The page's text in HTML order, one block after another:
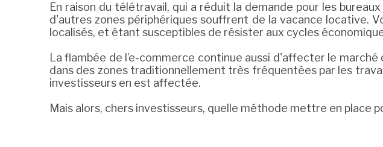
En raison du télétravail, qui a réduit la demande pour les
d'autres zones périphériques souffrent de la vacance locative.
localisés, et étant susceptibles de résister aux cycles
La flambée de l’e-commerce continue aussi d'affecter le
dans des zones traditionnellement très fréquentées par les
investisseurs en est affectée.
Mais alors, chers investisseurs, quelle méthode mettre en place